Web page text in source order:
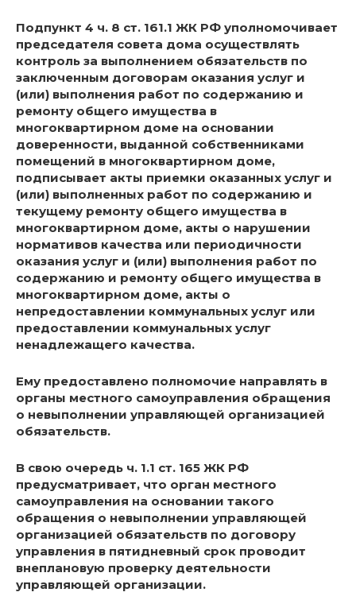
Подпункт 4 ч. 8 ст. 161.1 ЖК РФ уполномочивает
председателя совета дома осуществлять
контроль за выполнением обязательств по
заключенным договорам оказания услуг и
(или) выполнения работ по содержанию и
ремонту общего имущества в
многоквартирном доме на основании
доверенности, выданной собственниками
помещений в многоквартирном доме,
подписывает акты приемки оказанных услуг и
(или) выполненных работ по содержанию и
текущему ремонту общего имущества в
многоквартирном доме, акты о нарушении
нормативов качества или периодичности
оказания услуг и (или) выполнения работ по
содержанию и ремонту общего имущества в
многоквартирном доме, акты о
непредоставлении коммунальных услуг или
предоставлении коммунальных услуг
ненадлежащего качества.
Ему предоставлено полномочие направлять в
органы местного самоуправления обращения
о невыполнении управляющей организацией
обязательств.
В свою очередь ч. 1.1 ст. 165 ЖК РФ
предусматривает, что орган местного
самоуправления на основании такого
обращения о невыполнении управляющей
организацией обязательств по договору
управления в пятидневный срок проводит
внеплановую проверку деятельности
управляющей организации.